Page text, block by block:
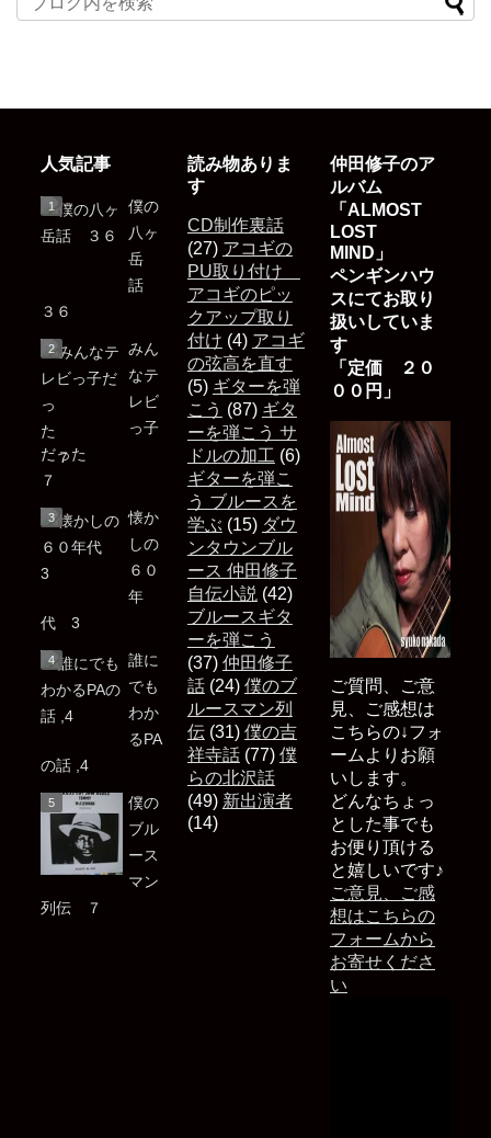
人気記事
僕の
八ヶ
岳
話
３６
みん
なテ
レビ
っ子
だった
７
懐か
しの
６０
年
代 3
誰に
でも
わか
るPA
の話 ,4
僕の
ブル
ース
マン
列伝 ７
読み物ありま
す
CD制作裏話
(27) アコギの
PU取り付け
アコギのピッ
クアップ取り
付け (4) アコギ
の弦高を直す
(5) ギターを弾
こう (87) ギタ
ーを弾こう サ
ドルの加工(6)
ギターを弾こ
う ブルースを
学ぶ(15) ダウ
ンタウンブル
ース 仲田修子
自伝小説(42)
ブルースギタ
ーを弾こう
(37) 仲田修子
話(24) 僕のブ
ルースマン列
伝(31) 僕の吉
祥寺話(77) 僕
らの北沢話
(49) 新出演者
(14)
仲田修子のア
ルバム
「ALMOST
LOST
MIND」
ペンギンハウ
スにてお取り
扱いしていま
す
「定価 ２０
００円」
ご質問、ご意
見、ご感想は
こちらの↓フォ
ームよりお願
いします。
どんなちょっ
とした事でも
お便り頂ける
と嬉しいです♪
ご意見、ご感
想はこちらの
フォームから
お寄せくださ
い